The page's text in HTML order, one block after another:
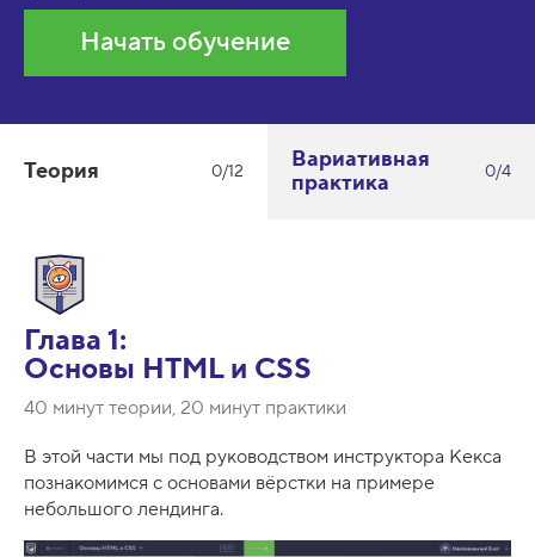
Начать обучение
Теория 0/12
Вариативная
практика
0/4
Глава 1:
Основы HTML и CSS
40 минут теории, 20 минут практики
В этой части мы под руководством инструктора Кекса
познакомимся с основами вёрстки на примере
небольшого лендинга.